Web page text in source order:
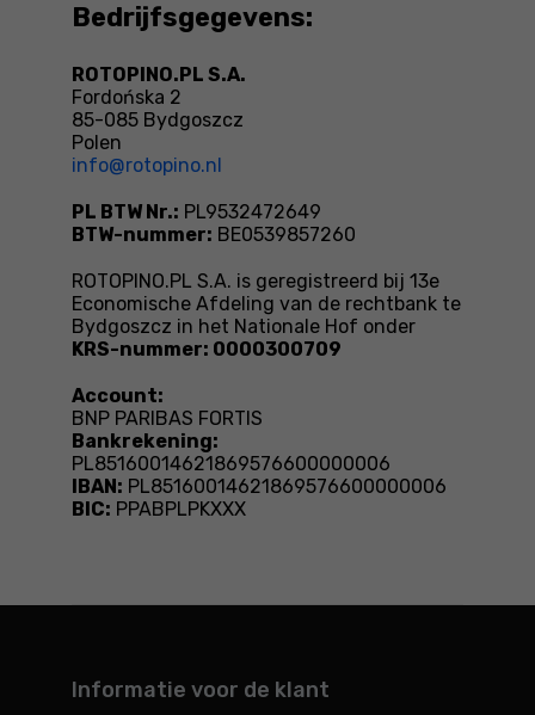
Bedrijfsgegevens:
ROTOPINO.PL S.A.
Fordońska 2
85-085 Bydgoszcz
Polen
info@rotopino.nl
PL BTW Nr.: PL9532472649
BTW-nummer: BE0539857260
ROTOPINO.PL S.A. is geregistreerd bij 13e
Economische Afdeling van de rechtbank te
Bydgoszcz in het Nationale Hof onder
KRS-nummer: 0000300709
Account:
BNP PARIBAS FORTIS
Bankrekening:
PL85160014621869576600000006
IBAN: PL85160014621869576600000006
BIC: PPABPLPKXXX
Informatie voor de klant